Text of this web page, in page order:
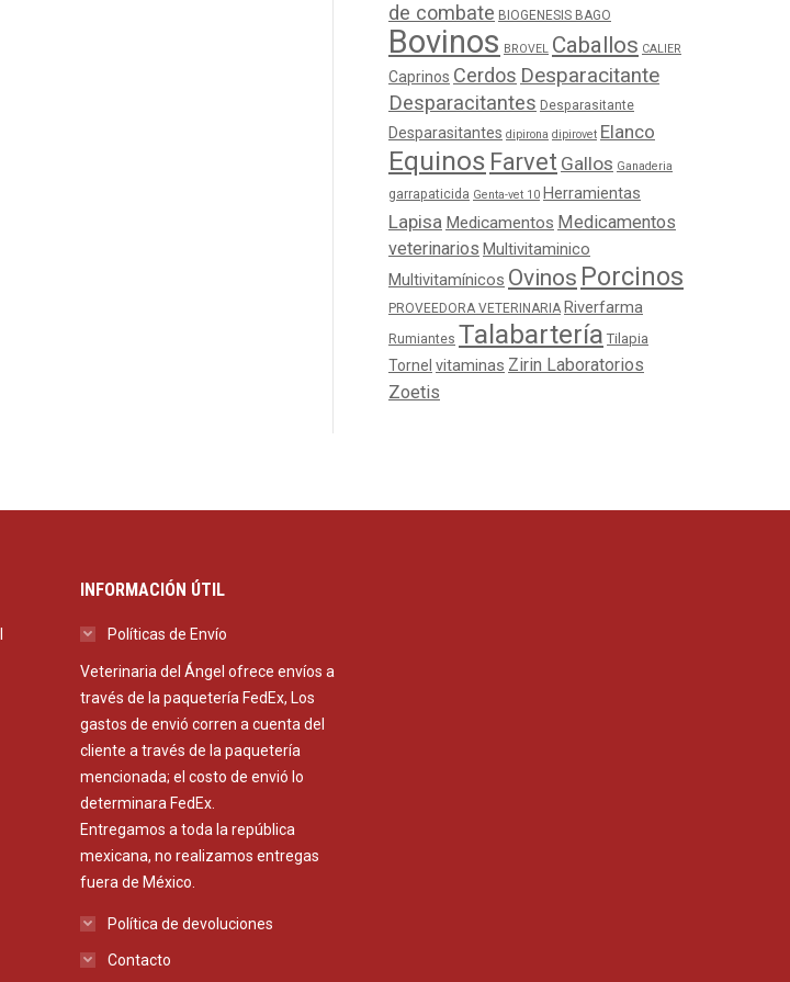
de combate BIOGENESIS BAGO
Bovinos BROVEL Caballos CALIER
Caprinos Cerdos Desparacitante
Desparacitantes Desparasitante
Desparasitantes dipirona dipirovet Elanco
Equinos Farvet Gallos Ganaderia
garrapaticida Genta-vet 10 Herramientas
Lapisa Medicamentos Medicamentos
veterinarios Multivitaminico
Multivitamínicos Ovinos Porcinos
PROVEEDORA VETERINARIA Riverfarma
Rumiantes Talabartería Tilapia
Tornel vitaminas Zirin Laboratorios
Zoetis
INFORMACIÓN ÚTIL
Políticas de Envío
Veterinaria del Ángel ofrece envíos a
través de la paquetería FedEx, Los
gastos de envió corren a cuenta del
cliente a través de la paquetería
mencionada; el costo de envió lo
determinara FedEx.
Entregamos a toda la república
mexicana, no realizamos entregas
fuera de México.
Política de devoluciones
Contacto